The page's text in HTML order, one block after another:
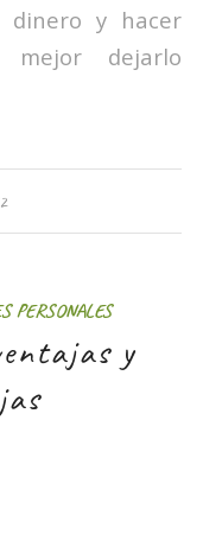
dinero y hacer
dejarlo
PERSONALES
y